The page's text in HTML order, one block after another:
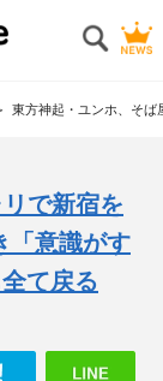
東方神起・ユンホ、そ
で新宿を
「意識がす
て戻る